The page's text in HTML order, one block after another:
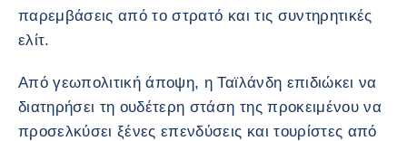
παρεμβάσεις από το στρατό και τις συντηρητικές
ελίτ.
Από γεωπολιτική άποψη, η Ταϊλάνδη επιδιώκει να
διατηρήσει τη ουδέτερη στάση της προκειμένου να
προσελκύσει ξένες επενδύσεις και τουρίστες από